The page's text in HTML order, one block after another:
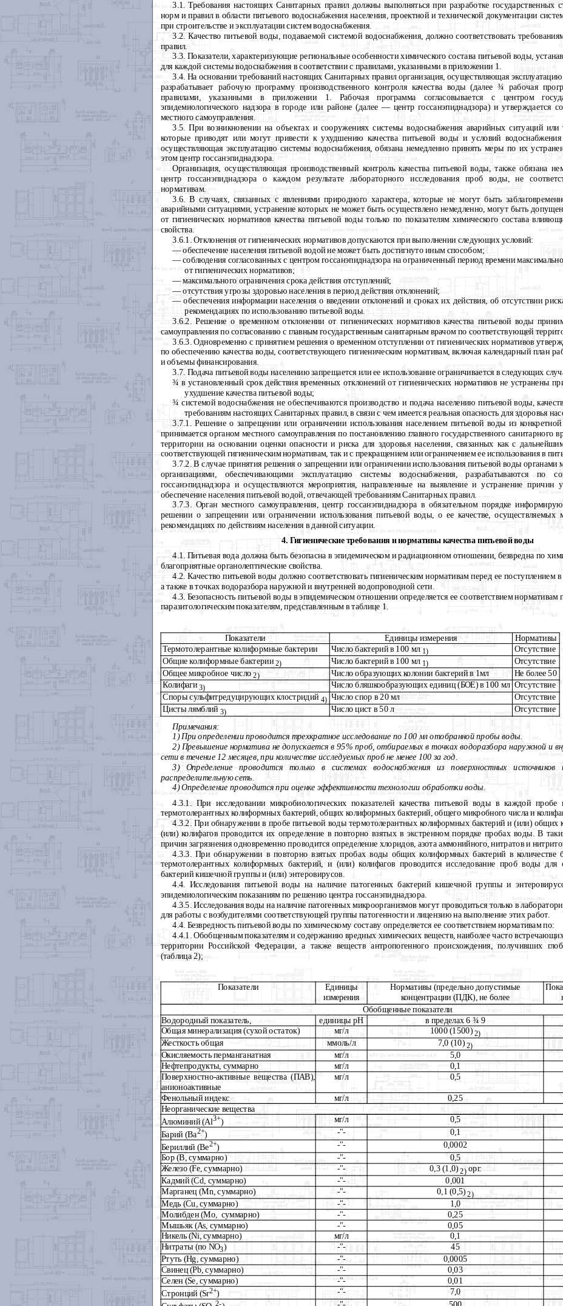
3.1. Требования настоящих Санитарных правил должны выполняться при разработке государственных
норм и правил в области питьевого водоснабжения населения, проектной и технической документации
при строительстве и эксплуатации систем водоснабжения.
3.2. Качество питьевой воды, подаваемой системой водоснабжения, должно соответствовать
правил.
3.3. Показатели, характеризующие региональные особенности химического состава питьевой воды,
для каждой системы водоснабжения в соответствии с правилами, указанными в приложении 1.
3.4. На основании требований настоящих Санитарных правил организация, осуществляющая
разрабатывает рабочую программу производственного контроля качества воды (далее¾ рабочая
правилами, указанными в приложении 1. Рабочая программа согласовывается с центром
эпидемиологического надзора в городе или районе (далее — центр госсанэпиднадзора) и утверждается
местного самоуправления.
3.5. При возникновении на объектах и сооружениях системы водоснабжения аварийных ситуаций или
которые приводят или могут привести к ухудшению качества питьевой воды и условий водоснабжения
осуществляющая эксплуатацию системы водоснабжения, обязана немедленно принять меры по их
этом центр госсанэпиднадзора.
Организация, осуществляющая производственный контроль качества питьевой воды, также обязана
центр госсанэпиднадзора о каждом результате лабораторного исследования проб воды, не
нормативам.
3.6. В случаях, связанных с явлениями природного характера, которые не могут быть
аварийными ситуациями, устранение которых не может быть осуществлено немедленно, могут быть
от гигиенических нормативов качества питьевой воды только по показателям химического состава
свойства.
3.6.1. Отклонения от гигиенических нормативов допускаются при выполнении следующих условий:
— обеспечение населения питьевой водой не может быть достигнуто иным способом;
— соблюдения согласованных с центром госсанэпиднадзора на ограниченный период времени
от гигиенических нормативов;
— максимального ограничения срока действия отступлений;
— отсутствия угрозы здоровью населения в период действия отклонений;
— обеспечения информации населения о введении отклонений и сроках их действия, об отсутствии
рекомендациях по использованию питьевой воды.
3.6.2. Решение о временном отклонении от гигиенических нормативов качества питьевой воды
самоуправления по согласованию с главным государственным санитарным врачом по соответствующей
3.6.3. Одновременно с принятием решения о временном отступлении от гигиенических нормативов
по обеспечению качества воды, соответствующего гигиеническим нормативам, включая календарный план
и объемы финансирования.
3.7. Подача питьевой воды населению запрещается или ее использование ограничивается в следующих
¾ в установленный срок действия временных отклонений от гигиенических нормативов не устранены
ухудшение качества питьевой воды;
¾ системой водоснабжения не обеспечиваются производство и подача населению питьевой воды,
требованиям настоящих Санитарных правил, в связи с чем имеется реальная опасность для здоровья
3.7.1. Решение о запрещении или ограничении использования населением питьевой воды из
принимается органом местного самоуправления по постановлению главного государственного санитарного
территории на основании оценки опасности и риска для здоровья населения, связанных как с
соответствующей гигиеническим нормативам, так и с прекращением или ограничением ее использования в
3.7.2. В случае принятия решения о запрещении или ограничении использования питьевой воды органами
организациями, обеспечивающими эксплуатацию системы водоснабжения, разрабатываются по
госсанэпиднадзора и осуществляются мероприятия, направленные на выявление и устранение причин
обеспечение населения питьевой водой, отвечающей требованиям Санитарных правил.
3.7.3. Орган местного самоуправления, центр госсанэпиднадзора в обязательном порядке
решении о запрещении или ограничении использования питьевой воды, о ее качестве, осуществляемых
рекомендациях по действиям населения в данной ситуации.
4. Гигиенические требования и нормативы качества питьевой воды
4.1. Питьевая вода должна быть безопасна в эпидемическом и радиационном отношении, безвредна по
благоприятные органолептические свойства.
4.2. Качество питьевой воды должно соответствовать гигиеническим нормативам перед ее поступлением
а также в точках водоразбора наружной и внутренней водопроводной сети.
4.3. Безопасность питьевой воды в эпидемическом отношении определяется ее соответствием
паразитологическим показателям, представленным в таблице 1.
Показатели Единицы измерения Нормативы
Термотолерантные колиформные бактерии Число бактерий в 100 мл 1)
Отсутствие
Общие колиформные бактерии2) Число бактерий в 100 мл 1)
Отсутствие
Общее микробное число2) Число образующих коло­нии бактерий в 1мл
Не более 50
Колифаги3) Число бляшкообразующих единиц (БОЕ) в 100 мл Отсутствие
Споры сульфитредуцирующих клостридий 4) Число спор в 20 мл
Отсутствие
Цисты лямблий 3) Число цист в 50 л Отсутствие
Примечания:
1) При определении проводится трехкратное исследование по 100 мл отобранной пробы воды.
2) Превышение норматива не допускается в 95% проб, отбираемых в точках водоразбора наружной и
сети в течение 12 месяцев, при количестве исследуемых проб не менее 100 за год.
3) Определение проводится только в системах водоснабжения из поверхностных
распределительную сеть.
4) Определение проводится при оценке эффективности технологии обработки воды.
4.3.1. При исследовании микробиологических показателей качества питьевой воды в каждой пробе
термотолерантных колиформных бактерий, общих колиформных бактерий, общего микробного числа и
4.3.2. При обнаружении в пробе питьевой воды термотолерантных колиформных бактерий и (или) общих
(или) колифагов проводится их определение в повторно взятых в экстренном порядке пробах воды. В
причин загрязнения одновременно проводится определение хлоридов, азота аммонийного, нитратов и
4.3.3. При обнаружении в повторно взятых пробах воды общих колиформных бактерий в
термотолерантных колиформных бактерий, и (или) колифагов проводится исследование проб воды для
бактерий кишечной группы и (или) энтеровирусов.
4.4. Исследования питьевой воды на наличие патогенных бактерий кишечной группы и
эпидемиологическим показаниям по решению центра госсанэпиднадзора.
4.3.5. Исследования воды на наличие патогенных микроорганизмов могут проводиться только в
для работы с возбудителями соответствующей группы патогенности и лицензию на выполнение этих работ.
4.4. Безвредность питьевой воды по химическому составу определяется ее соответствием нормативам по:
4.4.1. Обобщенным показателям и содержанию вредных химических веществ, наиболее часто
территории Российской Федерации, а также веществ антропогенного происхождения, получивших
(таблица 2);
Показатели
Единицы
измере­ния
Нормативы (предельно допустимые
концентрации (ПДК), не более
Обобщенные показатели
Водородный показатель, единицы рН в пределах 6 ¾ 9
Общая минерализация (сухой остаток)
мг/л 1000 (1500)2)
Жесткость общая ммоль/л 7,0 (10) 2)
Окисляемость перманганатная мг/л
5,0
Нефтепродукты, суммарно
мг/л 0,1
Поверхностно-активные вещества (ПАВ),
анионоактивные
мг/л 0,5
Фенольный индекс мг/л 0,25
Неорганические вещества
Алюминий (Аl3+) мг/л 0,5
Барий (Ва2+) -"- 0,1
Бериллий (Ве2+) -"- 0,0002
Бор (В, суммарно) -"- 0,5
Железо (Fе, суммарно) -"- 0,3 (1,0)2)орг.
Кадмий (Сd, суммарно)
-"- 0,001
Марганец (Мn, суммарно) -"- 0,1 (0,5)2)
Медь (Сu, суммарно) -"- 1,0
Молибден (Мo, суммарно) -"- 0,25
Мышьяк (Аs, суммарно) -"- 0,05
Никель (Ni, суммарно) мг/л 0,1
Нитраты (по NО3) -"- 45
Ртуть (Нg, суммарно) -"- 0,0005
Свинец (Рb, суммарно) -"- 0,03
Селен (Sе, суммарно) -"- 0,01
Стронций (Sr2+) -"- 7,0
2-